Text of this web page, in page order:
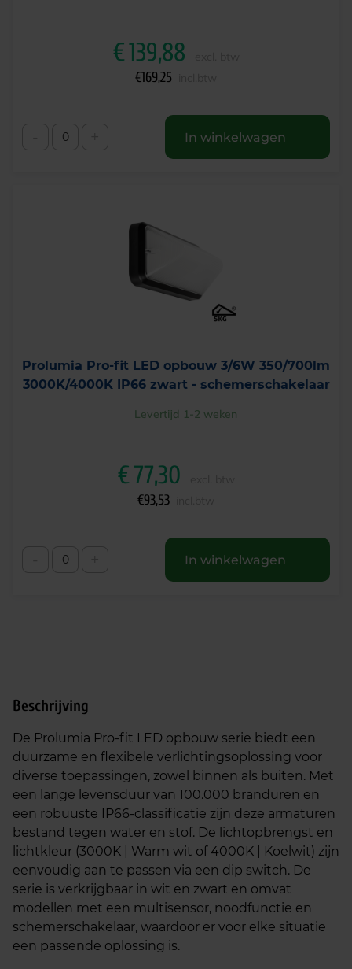
€139,88
€169,25
In winkelwagen
Prolumia Pro-fit LED opbouw 3/6W 350/700lm
3000K/4000K IP66 zwart - schemerschakelaar
Levertijd 1-2 weken
€77,30
€93,53
In winkelwagen
Beschrijving
De Prolumia Pro-fit LED opbouw serie biedt een
duurzame en flexibele verlichtingsoplossing voor
diverse toepassingen, zowel binnen als buiten. Met
een lange levensduur van 100.000 branduren en
een robuuste IP66-classificatie zijn deze armaturen
bestand tegen water en stof. De lichtopbrengst en
lichtkleur (3000K | Warm wit of 4000K | Koelwit) zijn
eenvoudig aan te passen via een dip switch. De
serie is verkrijgbaar in wit en zwart en omvat
modellen met een multisensor, noodfunctie en
schemerschakelaar, waardoor er voor elke situatie
een passende oplossing is.